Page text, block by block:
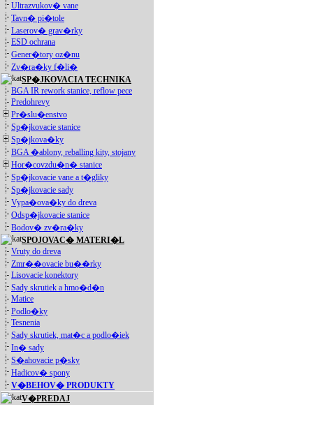
Ultrazvukov� vane
Tavn� pi�tole
Laserov� grav�rky
ESD ochrana
Gener�tory oz�nu
Zv�ra�ky f�li�
SP�JKOVACIA TECHNIKA
BGA IR rework stanice, reflow pece
Predohrevy
Pr�slu�enstvo
Sp�jkovacie stanice
Sp�jkova�ky
BGA �ablony, reballing kity, stojany
Hor�covzdu�n� stanice
Sp�jkovacie vane a t�gliky
Sp�jkovacie sady
Vypa�ova�ky do dreva
Odsp�jkovacie stanice
Bodov� zv�ra�ky
SPOJOVAC� MATERI�L
Vruty do dreva
Zmr��ovacie bu��rky
Lisovacie konektory
Sady skrutiek a hmo�d�n
Matice
Podlo�ky
Tesnenia
Sady skrutiek, mat�c a podlo�iek
In� sady
S�ahovacie p�sky
Hadicov� spony
V�BEHOV� PRODUKTY
V�PREDAJ